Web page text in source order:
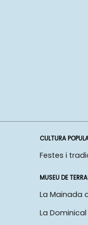
CULTURA
Festes i
MUSEU DE
La Mainada
La